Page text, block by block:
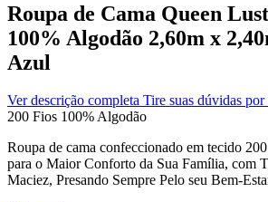
Roupa de Cama Queen
100% Algodão 2,60m x
Azul
Ver descrição completa Tire suas dúvidas
200 Fios 100% Algodão
Roupa de cama confeccionado em tecido
para o Maior Conforto da Sua Família, com
Maciez, Presando Sempre Pelo seu Bem-